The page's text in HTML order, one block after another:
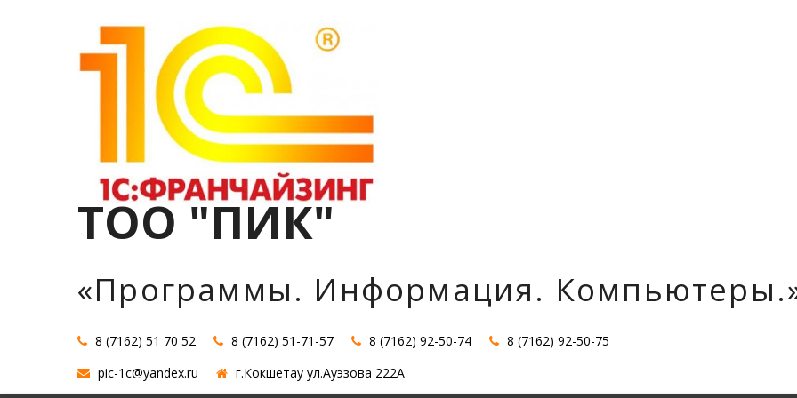
ТОО "ПИК"
«Программы. Информация.
8 (7162) 51 70 52 8 (7162) 51-71-57 8 (7162) 92-50-74
8 (7162) 92-50-75
pic-1c@yandex.ru
г.Кокшетау ул.Ауэзова 222А